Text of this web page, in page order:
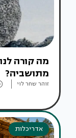
מה קורה
מתושביה?
זוהר שחר לוי
אדריכלות